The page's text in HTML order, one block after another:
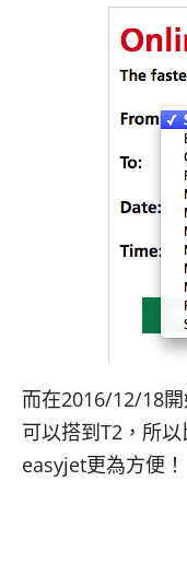
而在2016/12/18
可以搭到T2，所
easyjet更為方便！